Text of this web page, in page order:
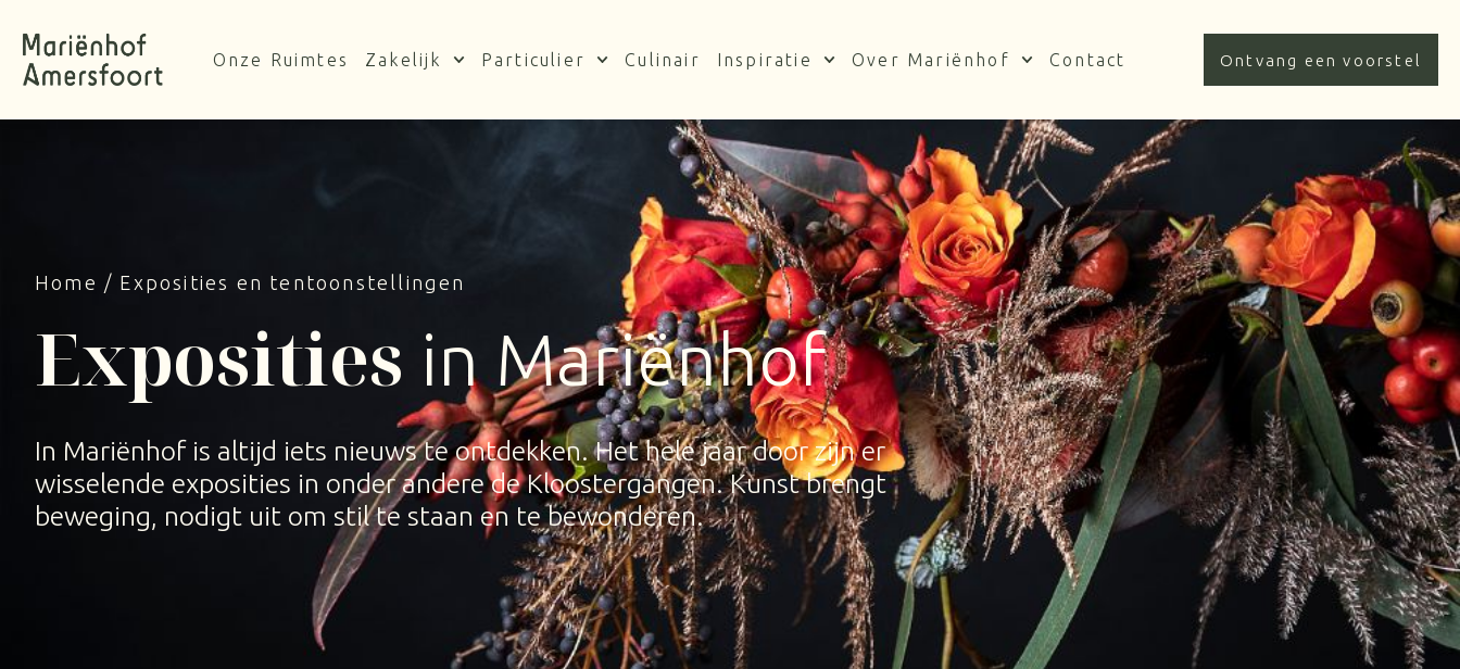
naar
Onze Ruimtes Zakelijk Particulier Culinair Inspiratie Over Mariënhof Contact Ontvang een voorstel
Home / Exposities en tentoonstellingen
Exposities in Mariënhof
In Mariënhof is altijd iets nieuws te ontdekken. Het hele jaar door zijn er
wisselende exposities in onder andere de Kloostergangen. Kunst brengt
beweging, nodigt uit om stil te staan en te bewonderen.